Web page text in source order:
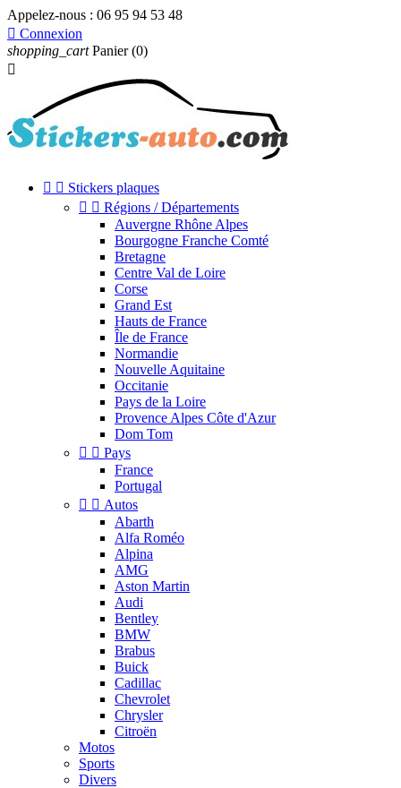
Appelez-nous : 06 95 94 53 48
 Connexion
shopping_cart Panier (0)

  Stickers plaques
  Régions / Départements
Auvergne Rhône Alpes
Bourgogne Franche Comté
Bretagne
Centre Val de Loire
Corse
Grand Est
Hauts de France
Île de France
Normandie
Nouvelle Aquitaine
Occitanie
Pays de la Loire
Provence Alpes Côte d'Azur
Dom Tom
  Pays
France
Portugal
  Autos
Abarth
Alfa Roméo
Alpina
AMG
Aston Martin
Audi
Bentley
BMW
Brabus
Buick
Cadillac
Chevrolet
Chrysler
Citroën
Motos
Sports
Divers